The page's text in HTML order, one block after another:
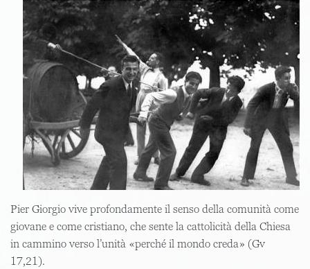
Pier Giorgio vive profondamente il senso della comunità come
giovane e come cristiano, che sente la cattolicità della Chiesa
in cammino verso l’unità «perché il mondo creda» (Gv
17,21).